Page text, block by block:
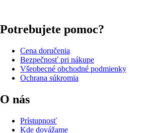
Potrebujete pomoc?
Cena doručenia
Bezpečnosť pri nákupe
Všeobecné obchodné podmienky
Ochrana súkromia
O nás
Prístupnosť
Kde dovážame